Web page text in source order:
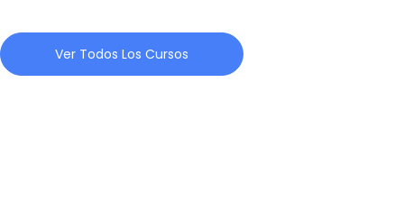
Ver Todos Los Cursos